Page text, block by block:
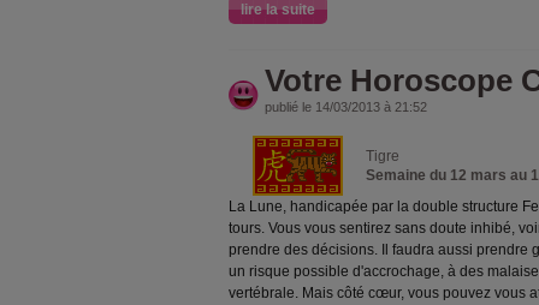
lire la suite
Votre Horoscope
publié le 14/03/2013 à 21:52
Tigre
Semaine du 12 mars au
La Lune, handicapée par la double structure
tours. Vous vous sentirez sans doute inhibé,
prendre des décisions. Il faudra aussi prendre
un risque possible d'accrochage, à des
vertébrale. Mais côté cœur, vous pouvez vous